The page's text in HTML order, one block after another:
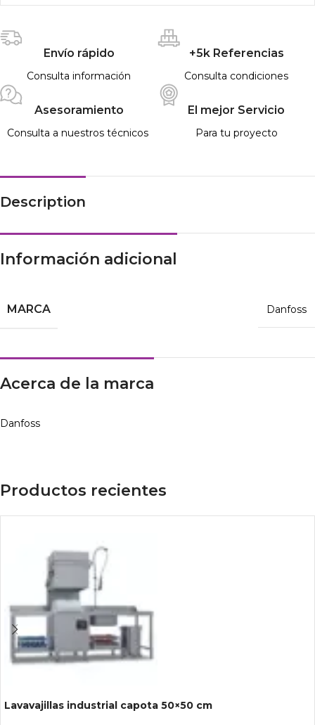
Envío rápido
Consulta información
+5k Referencias
Consulta condiciones
Asesoramiento
Consulta a nuestros técnicos
El mejor Servicio
Para tu proyecto
Description
Información adicional
MARCA Danfoss
Acerca de la marca
Danfoss
Productos recientes
Lavavajillas industrial capota 50×50 cm